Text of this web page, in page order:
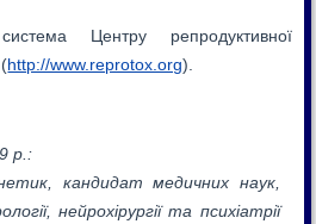
Центру репродуктивної
http://www.reprotox.org).
р.:
кандидат медичних наук,
нейрохірургії та психіатрії